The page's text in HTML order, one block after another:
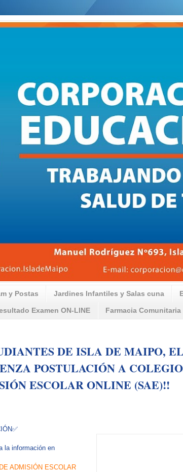
y Postas Jardines Infantiles y Salas cuna
Examen ON-LINE Farmacia Comunitaria
DE ISLA DE MAIPO,
POSTULACIÓN A
ESCOLAR ONLINE (SAE)!!
la información en
ADMISIÓN ESCOLAR